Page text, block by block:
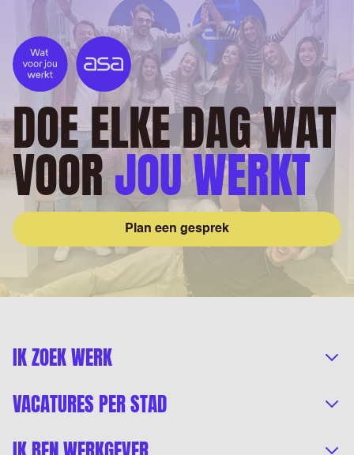
DOE ELKE DAG WAT
VOORJOU WERKT
Plan een gesprek
IK ZOEK WERK
VACATURES PER STAD